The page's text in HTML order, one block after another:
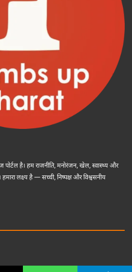
पोर्टल है। हम राजनीति, मनोरंजन, खेल, स्वास्थ्य और
लक्ष्य है — सच्ची, निष्पक्ष और विश्वसनीय